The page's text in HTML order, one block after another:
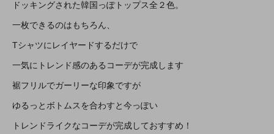
ドッキングされた韓国っぽトップス全２色。
一枚できるのはもちろん、
Tシャツにレイヤードするだけで
一気にトレンド感のあるコーデが完成します
裾フリルでガーリーな印象ですが
ゆるっとボトムスを合わすと今っぽい
トレンドライクなコーデが完成しておすすめ！